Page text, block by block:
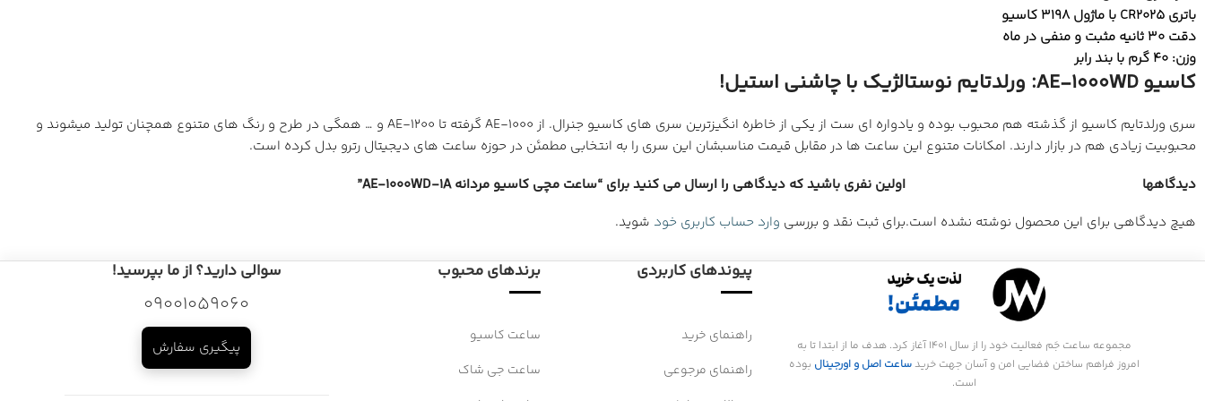
باتری CR2025 با ماژول 3198 کاسیو
دقت 30 ثانیه مثبت و منفی در ماه
وزن: 40 گرم با بند رابر
کاسیو AE-1000WD: ورلدتایم نوستالژیک با چاشنی استیل!
سری ورلدتایم کاسیو از گذشته هم محبوب بوده و یادواره ای ست از یکی از خاطره انگیزترین سری های کاسیو جنرال. از AE-1000 گرفته تا AE-1200 و … همگی در طرح و رنگ های متنوع همچنان تولید میشوند و
محبوبیت زیادی هم در بازار دارند. امکانات متنوع این ساعت ها در مقابل قیمت مناسبشان این سری را به انتخابی مطمئن در حوزه ساعت های دیجیتال رترو بدل کرده است.
دیدگاهها
هیچ دیدگاهی برای این محصول نوشته نشده است.
اولین نفری باشید که دیدگاهی را ارسال می کنید برای “ساعت مچی کاسیو مردانه AE-1000WD-1A”
برای ثبت نقد و بررسی وارد حساب کاربری خود شوید.
مجموعه ساعت جَم فعالیت خود را از سال 1401 آغاز کرد. هدف ما از ابتدا تا به
امروز فراهم ساختن فضایی امن و آسان جهت خرید ساعت اصل و اورجینال بوده
است.
پیوندهای کاربردی
راهنمای خرید
راهنمای مرجوعی
برندهای محبوب
ساعت کاسیو
ساعت جی شاک
سوالی دارید؟ از ما بپرسید!
09001059060
پیگیری سفارش